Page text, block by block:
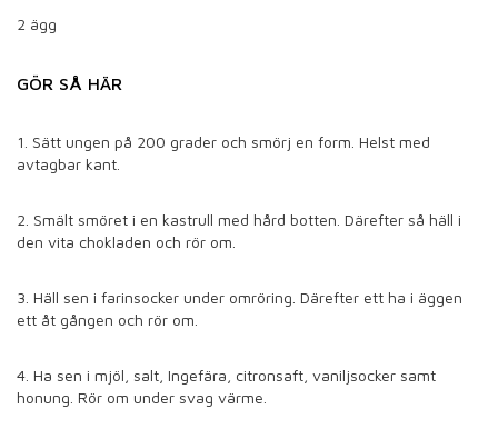
2 ägg
GÖR SÅ HÄR
1. Sätt ungen på 200 grader och smörj en form. Helst med
avtagbar kant.
2. Smält smöret i en kastrull med hård botten. Därefter så häll i
den vita chokladen och rör om.
3. Häll sen i farinsocker under omröring. Därefter ett ha i äggen
ett åt gången och rör om.
4. Ha sen i mjöl, salt, Ingefära, citronsaft, vaniljsocker samt
honung. Rör om under svag värme.